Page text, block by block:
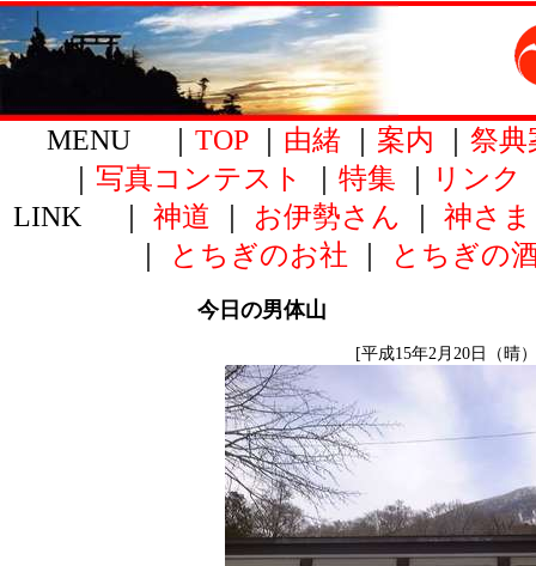
MENU ｜ TOP｜ 由緒 案内
祭典
写真コンテスト 特集 リンク
LINK ｜ 神道 お伊勢さん 神さま
とちぎのお社 とちぎの
今日の男体山
[平成15年2月20日（晴